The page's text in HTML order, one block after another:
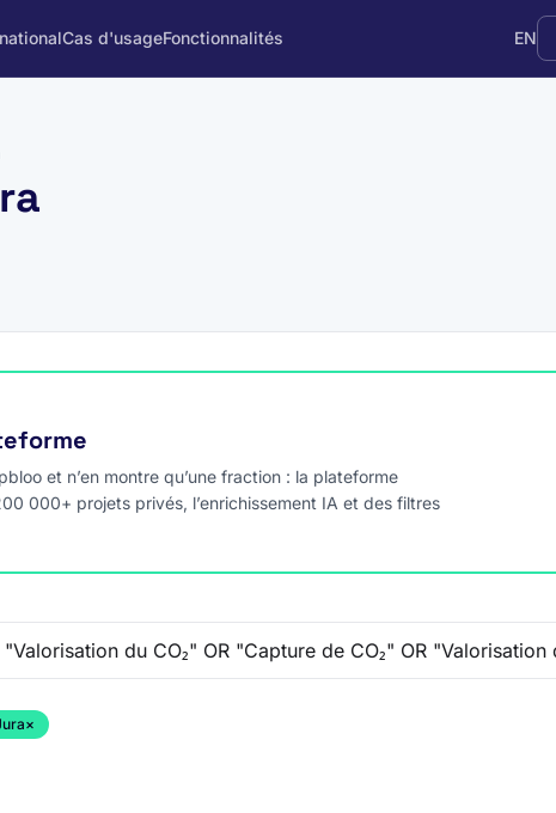
Cas d'usageFonctionnalités EN
et n’en montre qu’une fraction : la plateforme
000+ projets privés, l’enrichissement IA et des filtres
×